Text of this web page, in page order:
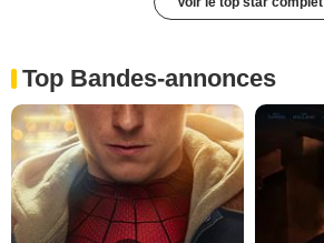
Top Bandes-annonces